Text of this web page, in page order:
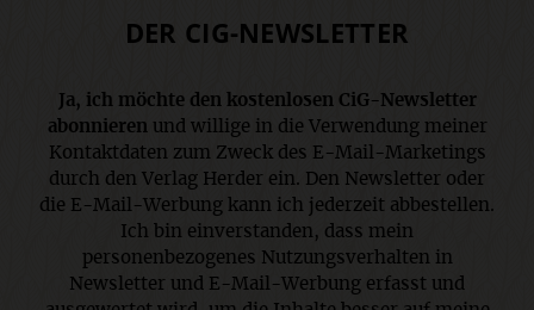
DER CIG-NEWSLETTER
Ja, ich möchte den kostenlosen CiG-Newsletter
abonnieren und willige in die Verwendung meiner
Kontaktdaten zum Zweck des E-Mail-Marketings
durch den Verlag Herder ein. Den Newsletter oder
die E-Mail-Werbung kann ich jederzeit abbestellen.
Ich bin einverstanden, dass mein
personenbezogenes Nutzungsverhalten in
Newsletter und E-Mail-Werbung erfasst und